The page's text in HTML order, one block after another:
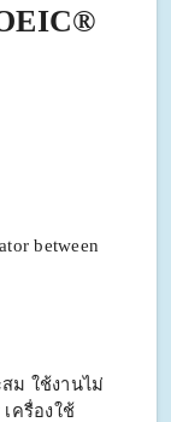
between
ใช้งานไม่
ครื่องใช้